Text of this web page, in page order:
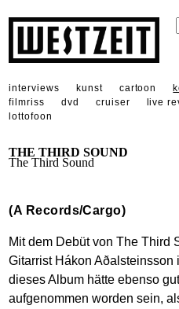
interviews kunst cartoon
filmriss
dvd cruiser live
lottofoon
THE THIRD SOUND
The Third Sound
(A Records/Cargo)
Mit dem Debüt von The Third
Gitarrist Hákon Aðalsteinsson
dieses Album hätte ebenso
aufgenommen worden sein,